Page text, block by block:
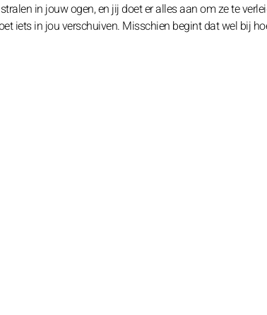
in jouw ogen, en jij doet er alles aan om ze te
iets in jou verschuiven. Misschien begint dat wel bij